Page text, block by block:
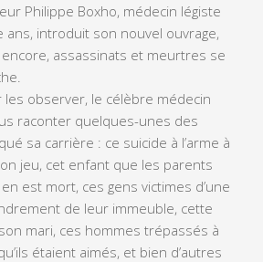
Philippe Boxho, médecin légiste
introduit son nouvel ouvrage,
assassinats et meurtres se
observer, le célèbre médecin
raconter quelques-unes des
sa carrière : ce suicide à l’arme à
jeu, cet enfant que les parents
est mort, ces gens victimes d’une
de leur immeuble, cette
mari, ces hommes trépassés à
étaient aimés, et bien d’autres